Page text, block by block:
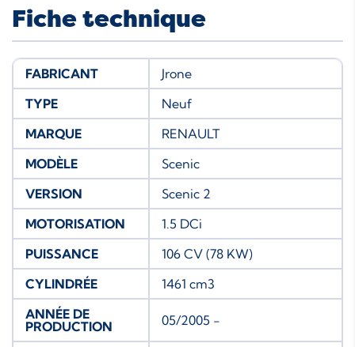
Fiche technique
FABRICANT
Jrone
TYPE
Neuf
MARQUE
RENAULT
MODÈLE
Scenic
VERSION
Scenic 2
MOTORISATION
1.5 DCi
PUISSANCE
106 CV (78 KW)
CYLINDRÉE
1461 cm3
ANNÉE DE
PRODUCTION
05/2005 -